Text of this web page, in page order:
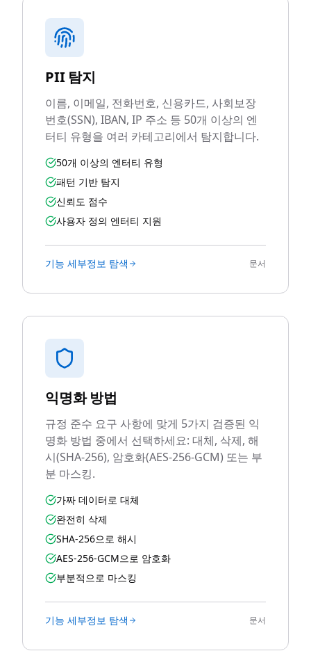
PII 탐지
이름, 이메일, 전화번호, 신용카드, 사회보장
번호(SSN), IBAN, IP 주소 등 50개 이상의 엔
터티 유형을 여러 카테고리에서 탐지합니다.
50개 이상의 엔터티 유형
패턴 기반 탐지
신뢰도 점수
사용자 정의 엔터티 지원
기능 세부정보 탐색 문서
익명화 방법
규정 준수 요구 사항에 맞게 5가지 검증된 익
명화 방법 중에서 선택하세요: 대체, 삭제, 해
시(SHA-256), 암호화(AES-256-GCM) 또는 부
분 마스킹.
가짜 데이터로 대체
완전히 삭제
SHA-256으로 해시
AES-256-GCM으로 암호화
부분적으로 마스킹
기능 세부정보 탐색 문서